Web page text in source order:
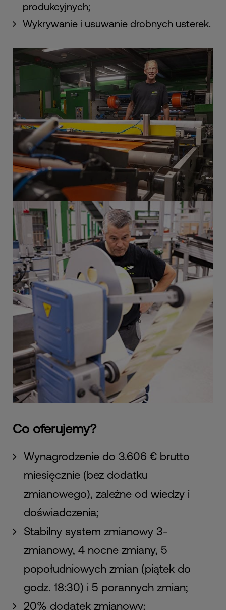
produkcyjnych;
Wykrywanie i usuwanie drobnych usterek.
Co oferujemy?
Wynagrodzenie do 3.606 € brutto
miesięcznie (bez dodatku
zmianowego), zależne od wiedzy i
doświadczenia;
Stabilny system zmianowy 3-
zmianowy, 4 nocne zmiany, 5
popołudniowych zmian (piątek do
godz. 18:30) i 5 porannych zmian;
20% dodatek zmianowy;